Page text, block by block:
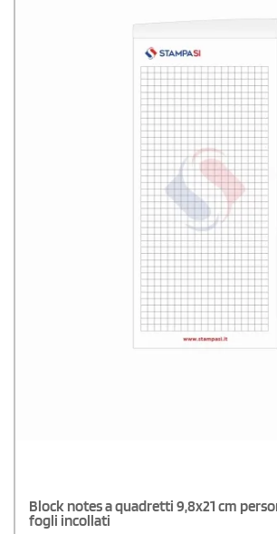
Block notes a quadretti 9,8x21 cm
fogli incollati